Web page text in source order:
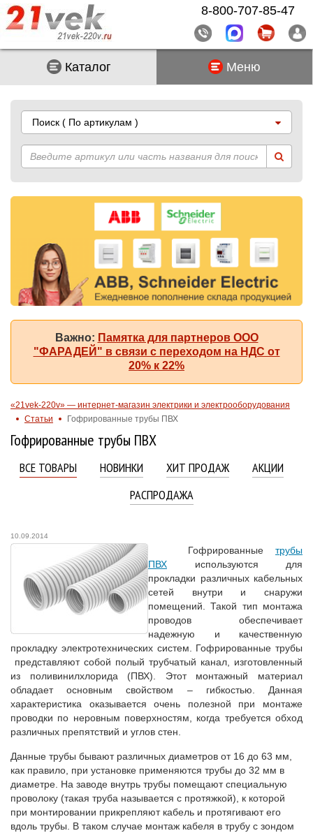
Каталог Меню
Поиск ( По артикулам )
Важно: Памятка для партнеров ООО
"ФАРАДЕЙ" в связи с переходом на НДС от
20% к 22%
«21vek-220v» — интернет-магазин электрики и электрооборудования
Статьи
Гофрированные трубы ПВХ
Гофрированные трубы ПВХ
ВСЕ ТОВАРЫ НОВИНКИ ХИТ ПРОДАЖ
АКЦИИ
РАСПРОДАЖА
10.09.2014
Гофрированные трубы
ПВХ используются для
прокладки различных кабельных
сетей внутри и снаружи
помещений. Такой тип монтажа
проводов обеспечивает
надежную и качественную
прокладку электротехнических систем. Гофрированные трубы
представляют собой полый трубчатый канал, изготовленный
из поливинилхлорида (ПВХ). Этот монтажный материал
обладает основным свойством – гибкостью. Данная
характеристика оказывается очень полезной при монтаже
проводки по неровным поверхностям, когда требуется обход
различных препятствий и углов стен.
Данные трубы бывают различных диаметров от 16 до 63 мм,
как правило, при установке применяются трубы до 32 мм в
диаметре. На заводе внутрь трубы помещают специальную
проволоку (такая труба называется с протяжкой), к которой
при монтировании прикрепляют кабель и протягивают его
вдоль трубы. В таком случае монтаж кабеля в трубу с зондом
8-800-707-85-47